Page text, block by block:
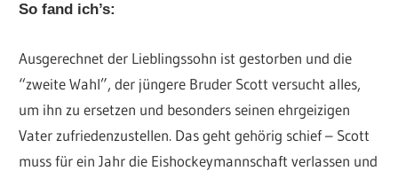
So fand ich’s:
Ausgerechnet der Lieblingssohn ist gestorben und die
“zweite Wahl”, der jüngere Bruder Scott versucht alles,
um ihn zu ersetzen und besonders seinen ehrgeizigen
Vater zufriedenzustellen. Das geht gehörig schief – Scott
muss für ein Jahr die Eishockeymannschaft verlassen und